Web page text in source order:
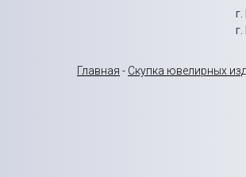
Главная - Скупка ювелирных